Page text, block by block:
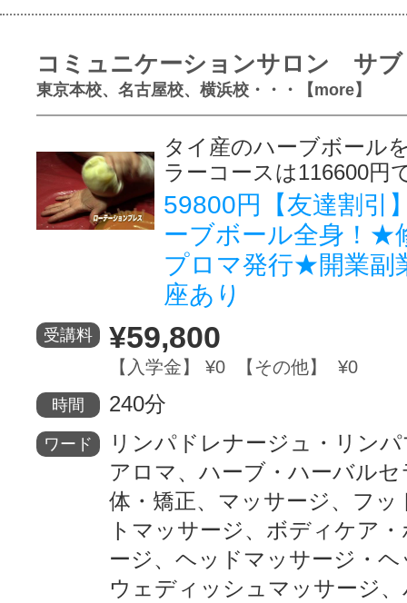
コミュニケーションサロン サブ
東京本校、名古屋校、横浜校・・・【more】
タイ産のハーブボール
ラーコースは116600円
59800円【友達割引
ーブボール全身！★
プロマ発行★開業副
座あり
受講料 ¥59,800
【入学金】 ¥0 【その他】 ¥0
時間 240分
ワード
リンパドレナージュ・リン
アロマ、ハーブ・ハーバルセ
体・矯正、マッサージ、フッ
トマッサージ、ボディケア
ージ、ヘッドマッサージ・
ウェディッシュマッサージ